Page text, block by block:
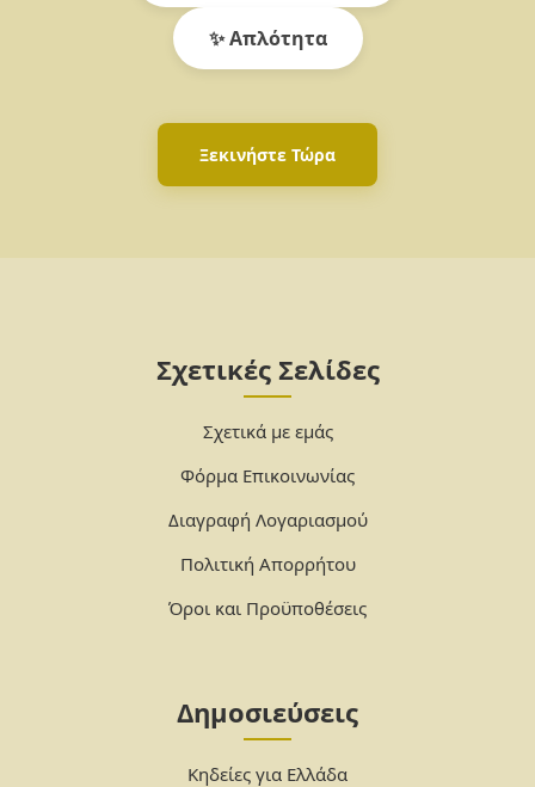
✨ Απλότητα
Ξεκινήστε Τώρα
Σχετικές Σελίδες
Σχετικά με εμάς
Φόρμα Επικοινωνίας
Διαγραφή Λογαριασμού
Πολιτική Απορρήτου
Όροι και Προϋποθέσεις
Δημοσιεύσεις
Κηδείες για Ελλάδα